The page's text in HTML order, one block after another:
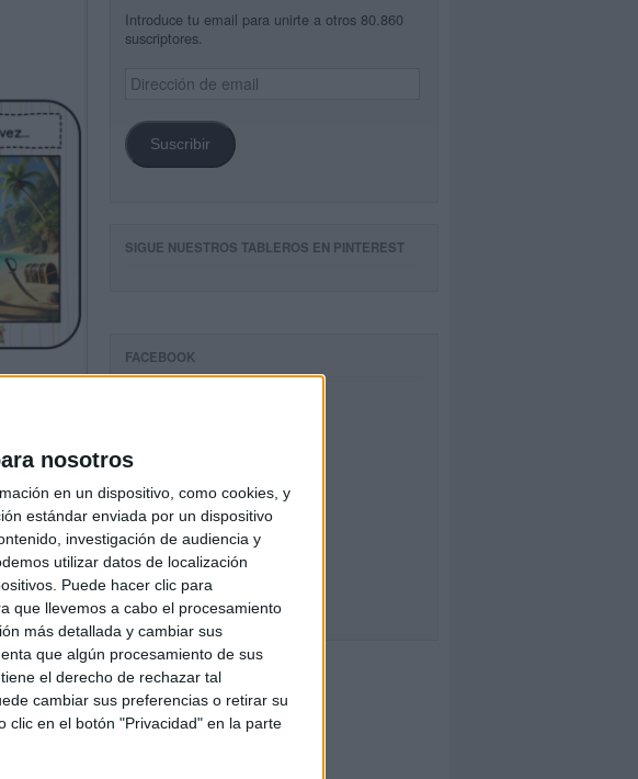
nosotros
en un dispositivo, como cookies, y
estándar enviada por un dispositivo
investigación de audiencia y
utilizar datos de localización
Puede hacer clic para
que llevemos a cabo el procesamiento
más detallada y cambiar sus
que algún procesamiento de sus
el derecho de rechazar tal
cambiar sus preferencias o retirar su
clic en el botón "Privacidad" en la parte
Introduce tu email para unirte a otros 80.860
suscriptores.
Dirección
de
Suscribir
SIGUE NUESTROS TABLEROS EN PINTEREST
FACEBOOK